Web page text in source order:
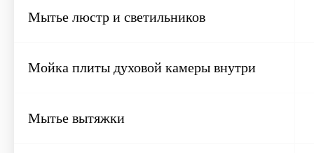
Мытье люстр и светильников
Мойка плиты духовой камеры внутри
Мытье вытяжки